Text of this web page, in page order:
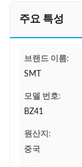
주요 특성
브랜드 이름:
SMT
모델 번호:
BZ41
원산지:
중국